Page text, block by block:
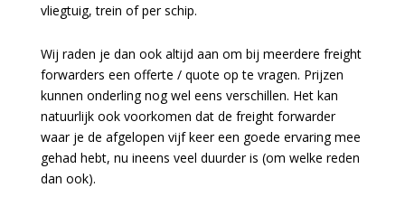
vliegtuig, trein of per schip.
Wij raden je dan ook altijd aan om bij meerdere freight
forwarders een offerte / quote op te vragen. Prijzen
kunnen onderling nog wel eens verschillen. Het kan
natuurlijk ook voorkomen dat de freight forwarder
waar je de afgelopen vijf keer een goede ervaring mee
gehad hebt, nu ineens veel duurder is (om welke reden
dan ook).